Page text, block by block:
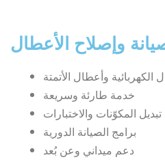
وإصلاح الأعطال
الكهربائية وأعطال الأتمتة
خدمة طارئة وسريعة
تبديل المكوّنات والاختبارات
برامج الصيانة الدورية
دعم ميداني وعن بُعد